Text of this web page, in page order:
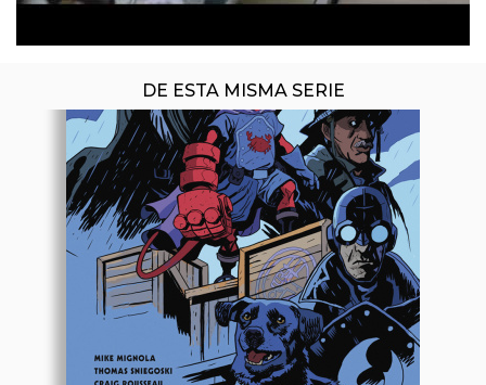
DE ESTA MISMA SERIE